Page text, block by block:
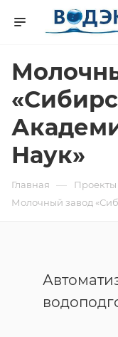
Наук»
Главная — Проекты
Молочный завод